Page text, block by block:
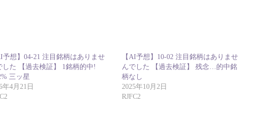
予想】04-21 注目銘柄はありませ
した 【過去検証】 1銘柄的中!
三ッ星
年4月21日
【AI予想】10-02 注目銘柄はありませ
んでした 【過去検証】 残念…的中銘
柄なし
2025年10月2日
RJFC2